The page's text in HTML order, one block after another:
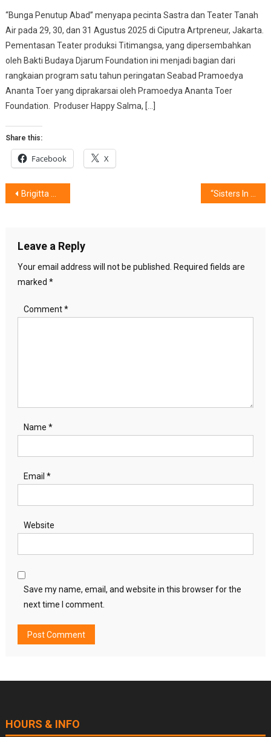
“Bunga Penutup Abad” menyapa pecinta Sastra dan Teater Tanah
Air pada 29, 30, dan 31 Agustus 2025 di Ciputra Artpreneur, Jakarta.
Pementasan Teater produksi Titimangsa, yang dipersembahkan
oleh Bakti Budaya Djarum Foundation ini menjadi bagian dari
rangkaian program satu tahun peringatan Seabad Pramoedya
Ananta Toer yang diprakarsai oleh Pramoedya Ananta Toer
Foundation. Produser Happy Salma, […]
Share this:
Facebook X
Post
Brigitta Gunawa, Pesona Aktivis Muda Indonesia Dorong Konservasi Laut
Leave a Reply
Your email address will not be published.
Required fields are
marked *
Comment*
Name *
Email *
Website
Save my name, email, and website in this browser for the
next time I comment.
HOURS & INFO